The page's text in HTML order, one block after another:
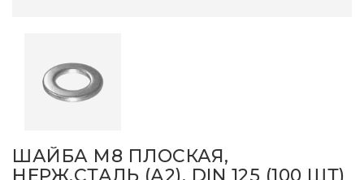
ШАЙБА М8 ПЛОСКАЯ,
НЕРЖ.СТАЛЬ (А2), DIN 125 (100 ШТ)